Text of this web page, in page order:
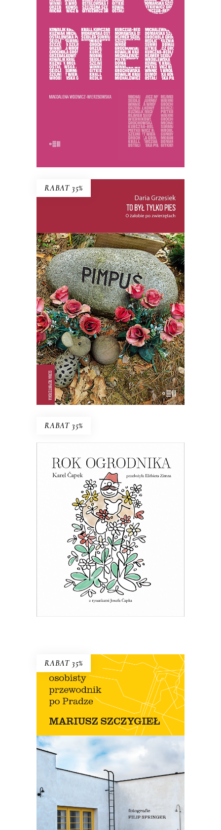
PREMIERA 25 listopada 2025
69.00zł 44.85 zł
KSIĄŻKA DO KOSZYKA
RABAT 35%
E-BOOK DO KOSZYKA
TO BYŁ TYLKO PIES
PREMIERA: 22 PAŹDZIERNIKA 2025
54.99zł 35.74zł
KSIĄŻKA DO KOSZYKA
RABAT 35%
ROK OGRODNIKA
Esej o ogrodnictwie – z czeskim
przymrużeniem oka
61.00zł 39.65zł
KSIĄŻKA DO KOSZYKA
RABAT 35%
OSOBISTY PRZEWODNIK PO
PRADZE
Nowe wydanie przewodnika Szczygła!
Premiera 12 lipca
69.90zł 45.44zł
KSIĄŻKA DO KOSZYKA